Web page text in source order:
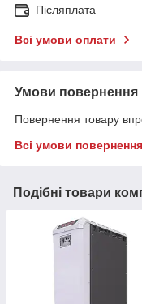
Післяплата
Всі умови оплати
Умови повернення
Повернення товару
Всі умови повернення
Подібні товари